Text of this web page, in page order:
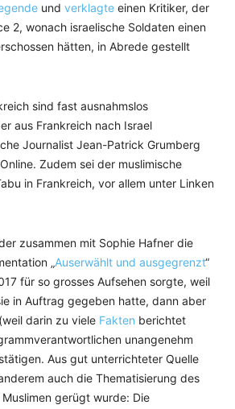
und verklagte einen Kritiker, der
2, wonach israelische Soldaten einen
hätten, in Abrede gestellt
sind fast ausnahmslos
aus Frankreich nach Israel
Journalist Jean-Patrick Grumberg
Zudem sei der muslimische
in Frankreich, vor allem unter Linken
zusammen mit Sophie Hafner die
„Auserwählt und ausgegrenzt“
für so grosses Aufsehen sorgte, weil
in Auftrag gegeben hatte, dann aber
darin zu viele Fakten berichtet
unangenehm
Aus gut unterrichteter Quelle
auch die Thematisierung des
gerügt wurde: Die